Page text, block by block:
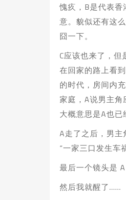
愧疚，B是代表
意。貌似还有这
囧一下。
C应该也来了，但
在回家的路上看
的时代，房间内
家庭，A说男主
大概意思是A也已
A走了之后，男
“一家三口发生车
最后一个镜头是
然后我就醒了……